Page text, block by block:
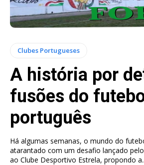
Clubes Portugueses
A história por
fusões do
português
Há algumas semanas, o mundo do
atarantado com um desafio lançado
ao Clube Desportivo Estrela, propondo